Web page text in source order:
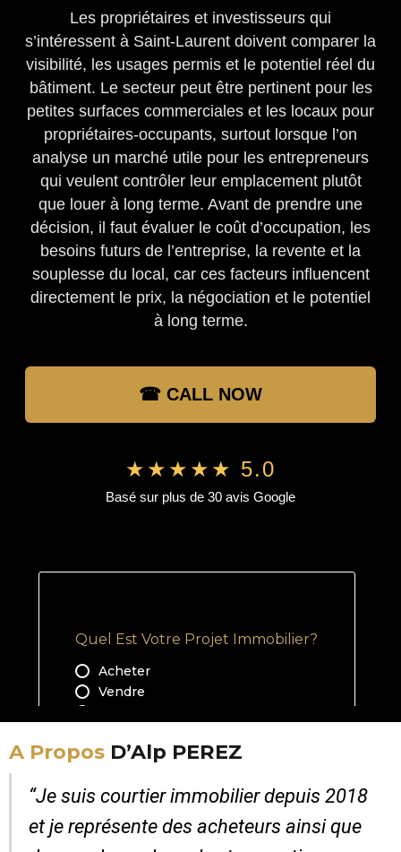
Les propriétaires et investisseurs qui
s’intéressent à Saint-Laurent doivent comparer la
visibilité, les usages permis et le potentiel réel du
bâtiment. Le secteur peut être pertinent pour les
petites surfaces commerciales et les locaux pour
propriétaires-occupants, surtout lorsque l’on
analyse un marché utile pour les entrepreneurs
qui veulent contrôler leur emplacement plutôt
que louer à long terme. Avant de prendre une
décision, il faut évaluer le coût d’occupation, les
besoins futurs de l’entreprise, la revente et la
souplesse du local, car ces facteurs influencent
directement le prix, la négociation et le potentiel
à long terme.
☎ CALL NOW
★★★★★ 5.0
Basé sur plus de 30 avis Google
A Propos D’Alp PEREZ
“Je suis courtier immobilier depuis 2018
et je représente des acheteurs ainsi que